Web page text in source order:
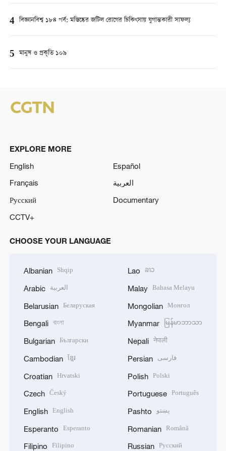
4 বিজ্ঞানবিশ্ব ১৮৪ পর্ব: মস্তিষ্কের জটিল রোগের চিকিৎসায় যুগান্তকারী সাফল্য
5 মানুষ ও প্রকৃতি ১০৯
EXPLORE MORE
English
Español
Français
العربية
Русский
Documentary
CCTV+
CHOOSE YOUR LANGUAGE
Albanian Shqip
Arabic العربية
Belarusian Беларуская
Bengali বাংলা
Bulgarian Български
Cambodian ខ្មែរ
Croatian Hrvatski
Czech Český
English English
Esperanto Esperanto
Filipino Filipino
Lao ລາວ
Malay Bahasa Melayu
Mongolian Монгол
Myanmar မြန်မာဘာသာ
Nepali नेपाली
Persian فارسی
Polish Polski
Portuguese Português
Pashto پښتو
Romanian Română
Russian Русский